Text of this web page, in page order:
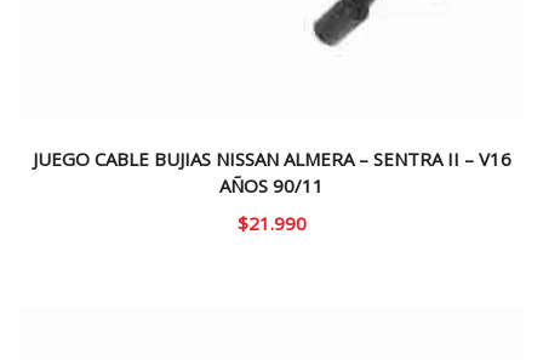
JUEGO CABLE BUJIAS NISSAN ALMERA – SENTRA II – V16
AÑOS 90/11
$21.990